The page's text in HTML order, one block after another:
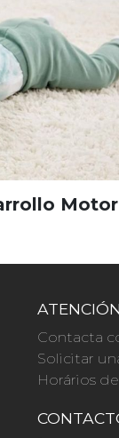
Motor
Contacta
Solicitar
Horários